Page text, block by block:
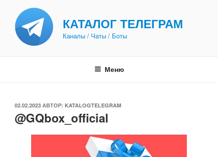
содержимому
КАТАЛОГ ТЕЛЕГРАМ
Каналы / Чаты / Боты
Меню
ОПУБЛИКОВАНО
02.02.2023 АВТОР: KATALOGTELEGRAM
@GQbox_official